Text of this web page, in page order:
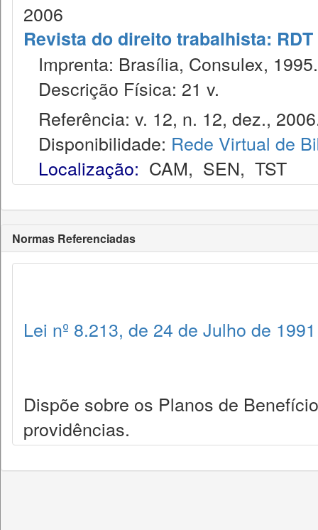
2006
Revista do direito trabalhista: RDT
Imprenta: Brasília, Consulex, 1995.
Descrição Física: 21 v.
Referência: v. 12, n. 12, dez.,
Disponibilidade: Rede Virtual de
Localização: CAM, SEN, TST
Normas Referenciadas
Lei nº 8.213, de 24 de Julho de 1991
Dispõe sobre os Planos de
providências.